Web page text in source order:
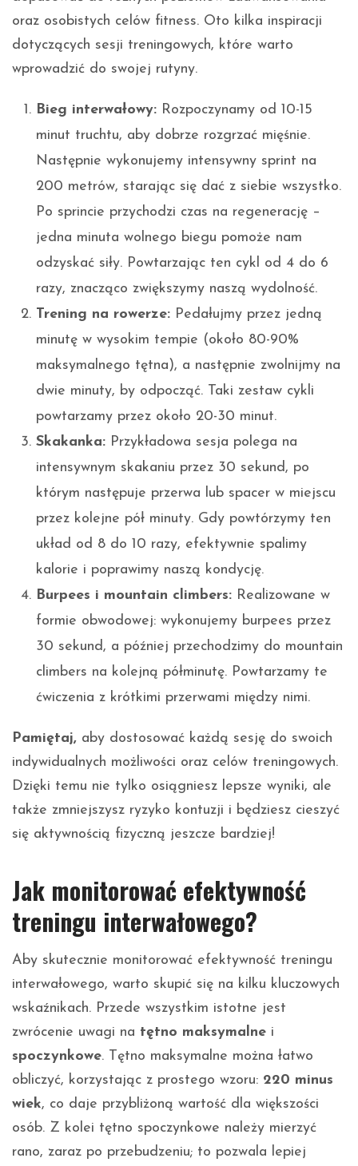
oraz osobistych celów fitness. Oto kilka inspiracji
dotyczących sesji treningowych, które warto
wprowadzić do swojej rutyny.
Bieg interwałowy: Rozpoczynamy od 10-15
minut truchtu, aby dobrze rozgrzać mięśnie.
Następnie wykonujemy intensywny sprint na
200 metrów, starając się dać z siebie wszystko.
Po sprincie przychodzi czas na regenerację –
jedna minuta wolnego biegu pomoże nam
odzyskać siły. Powtarzając ten cykl od 4 do 6
razy, znacząco zwiększymy naszą wydolność.
Trening na rowerze: Pedałujmy przez jedną
minutę w wysokim tempie (około 80-90%
maksymalnego tętna), a następnie zwolnijmy na
dwie minuty, by odpocząć. Taki zestaw cykli
powtarzamy przez około 20-30 minut.
Skakanka: Przykładowa sesja polega na
intensywnym skakaniu przez 30 sekund, po
którym następuje przerwa lub spacer w miejscu
przez kolejne pół minuty. Gdy powtórzymy ten
układ od 8 do 10 razy, efektywnie spalimy
kalorie i poprawimy naszą kondycję.
Burpees i mountain climbers: Realizowane w
formie obwodowej: wykonujemy burpees przez
30 sekund, a później przechodzimy do mountain
climbers na kolejną półminutę. Powtarzamy te
ćwiczenia z krótkimi przerwami między nimi.
Pamiętaj, aby dostosować każdą sesję do swoich
indywidualnych możliwości oraz celów treningowych.
Dzięki temu nie tylko osiągniesz lepsze wyniki, ale
także zmniejszysz ryzyko kontuzji i będziesz cieszyć
się aktywnością fizyczną jeszcze bardziej!
Jak monitorować efektywność
treningu interwałowego?
Aby skutecznie monitorować efektywność treningu
interwałowego, warto skupić się na kilku kluczowych
wskaźnikach. Przede wszystkim istotne jest
zwrócenie uwagi na tętno maksymalne i
spoczynkowe. Tętno maksymalne można łatwo
obliczyć, korzystając z prostego wzoru: 220 minus
wiek, co daje przybliżoną wartość dla większości
osób. Z kolei tętno spoczynkowe należy mierzyć
rano, zaraz po przebudzeniu; to pozwala lepiej